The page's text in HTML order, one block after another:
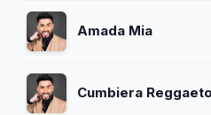
Amada Mia
Cumbiera